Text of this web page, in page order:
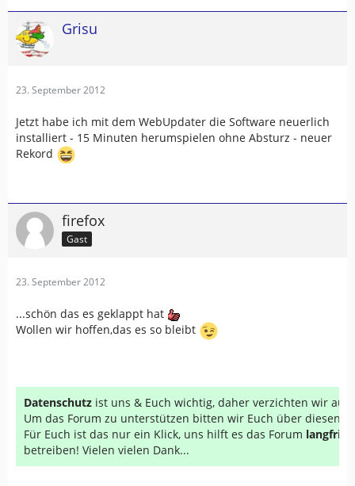
Grisu
23. September 2012
Jetzt habe ich mit dem WebUpdater die Software neuerlich
installiert - 15 Minuten herumspielen ohne Absturz - neuer
Rekord
firefox
Gast
23. September 2012
...schön das es geklappt hat
Wollen wir hoffen,das es so bleibt
Datenschutz ist uns & Euch wichtig, daher verzichten wir auf
Um das Forum zu unterstützen bitten wir Euch über diesen
Für Euch ist das nur ein Klick, uns hilft es das Forum
betreiben! Vielen vielen Dank...